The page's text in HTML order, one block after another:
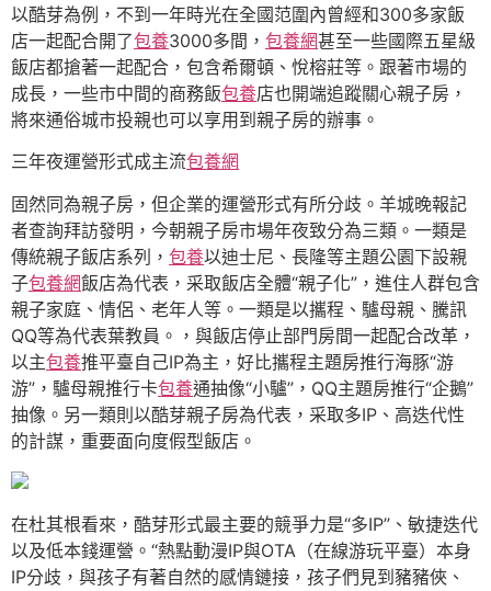
以酷芽為例，不到一年時光在全國范圍內曾經和300多家飯
店一起配合開了包養3000多間， 包養網甚至一些國際五星級
飯店都搶著一起配合，包含希爾頓、悅榕莊等。跟著市場的
成長，一些市中間的商務飯包養店也開端追蹤關心親子房，
將來通俗城市投親也可以享用到親子房的辦事。
三年夜運營形式成主流包養網
固然同為親子房，但企業的運營形式有所分歧。羊城晚報記
者查詢拜訪發明，今朝親子房市場年夜致分為三類。一類是
傳統親子飯店系列， 包養以迪士尼、長隆等主題公園下設親
子包養網飯店為代表，采取飯店全體“親子化”，進住人群包含
親子家庭、情侶、老年人等。一類是以攜程、驢母親、騰訊
QQ等為代表葉教員。，與飯店停止部門房間一起配合改革，
以主包養推平臺自己IP為主，好比攜程主題房推行海豚“游
游”，驢母親推行卡包養通抽像“小驢”，QQ主題房推行“企鵝”
抽像。另一類則以酷芽親子房為代表，采取多IP、高迭代性
的計謀，重要面向度假型飯店。
在杜其根看來，酷芽形式最主要的競爭力是“多IP”、敏捷迭代
以及低本錢運營。“熱點動漫IP與OTA（在線游玩平臺）本身
IP分歧，與孩子有著自然的感情鏈接，孩子們見到豬豬俠、